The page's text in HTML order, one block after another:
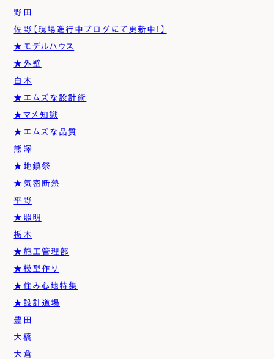
野田
佐野【現場進行中ブログにて更新中！】
★モデルハウス
★外壁
白木
★エムズな設計術
★マメ知識
★エムズな品質
熊澤
★地鎮祭
★気密断熱
平野
★照明
栃木
★施工管理部
★模型作り
★住み心地特集
★設計道場
豊田
大橋
大倉